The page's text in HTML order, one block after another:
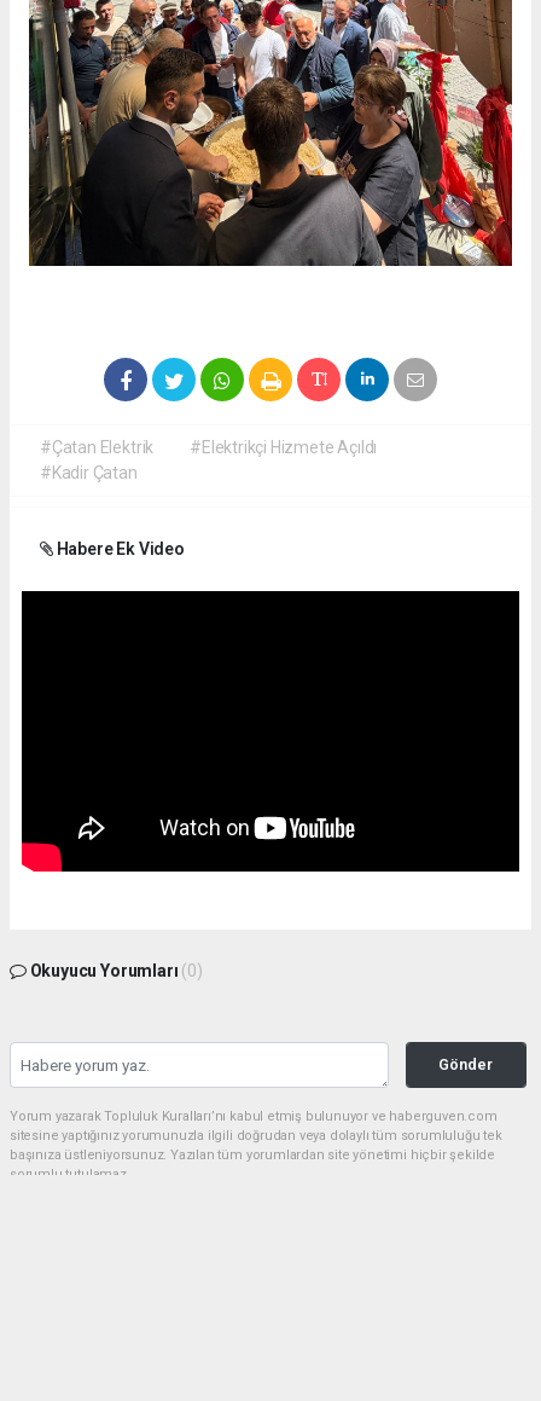
#Çatan Elektrik
#Elektrikçi Hizmete Açıldı
#Kadir Çatan
Habere Ek Video
Okuyucu Yorumları (0)
Gönder
Yorum yazarak Topluluk Kuralları’nı kabul etmiş bulunuyor ve haberguven.com
sitesine yaptığınız yorumunuzla ilgili doğrudan veya dolaylı tüm sorumluluğu tek
başınıza üstleniyorsunuz. Yazılan tüm yorumlardan site yönetimi hiçbir şekilde
sorumlu tutulamaz.